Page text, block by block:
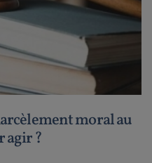
moral au
agir ?